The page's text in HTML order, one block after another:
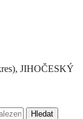
JIHOČESKÝ